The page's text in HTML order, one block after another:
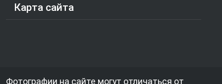
Карта сайта
Фотографии на сайте могут отличаться от